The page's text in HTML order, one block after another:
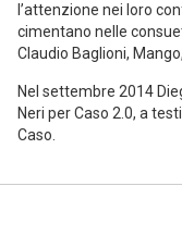
l’attenzione nei loro
cimentano nelle
Claudio Baglioni,
Nel settembre 2014
Neri per Caso 2.0, a
Caso.